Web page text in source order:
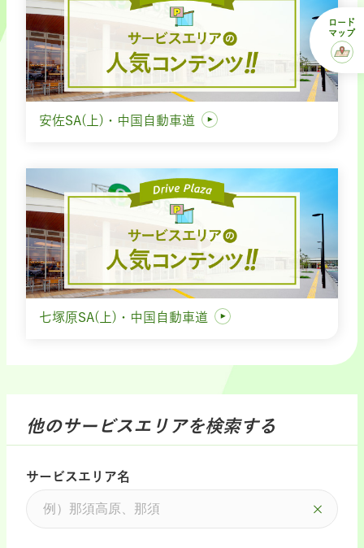
安佐SA(上)・中国自動車道
七塚原SA(上)・中国自動車道
他のサービスエリアを検索する
サービスエリア名
ロード
マップ